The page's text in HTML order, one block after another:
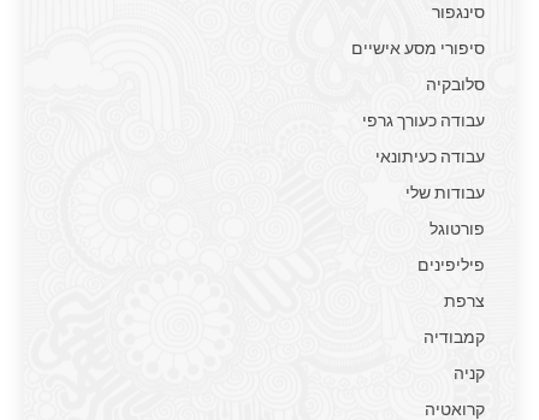
סינגפור
סיפורי מסע אישיים
סלובקיה
עבודה כעורך גרפי
עבודה כעיתונאי
עבודות שלי
פורטוגל
פיליפינים
צרפת
קמבודיה
קניה
קרואטיה